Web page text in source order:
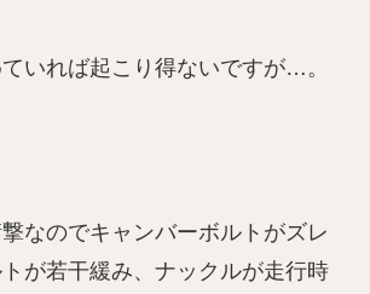
いれば起こり得ないですが…。
なのでキャンバーボルトがズレ
が若干緩み、ナックルが走行時